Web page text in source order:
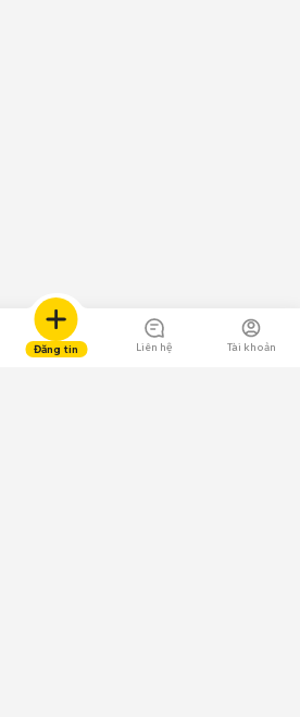
Đăng tin Liên hệ Tài khoản